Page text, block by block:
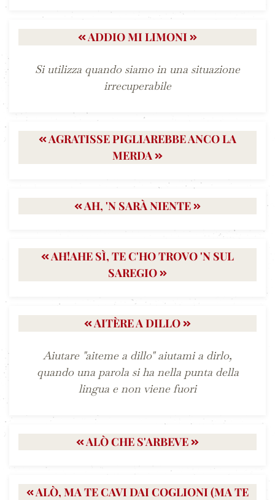
ADDIO MI LIMONI
Si utilizza quando siamo in una situazione
irrecuperabile
AGRATISSE PIGLIAREBBE ANCO LA
MERDA
AH, 'N SARÀ NIENTE
AH!AHE SÌ, TE C'HO TROVO 'N SUL
SAREGIO
AITÈRE A DILLO
Aiutare "aiteme a dillo" aiutami a dirlo,
quando una parola si ha nella punta della
lingua e non viene fuori
ALÒ CHE S'ARBEVE
ALÒ, MA TE CAVI DAI COGLIONI (MA TE